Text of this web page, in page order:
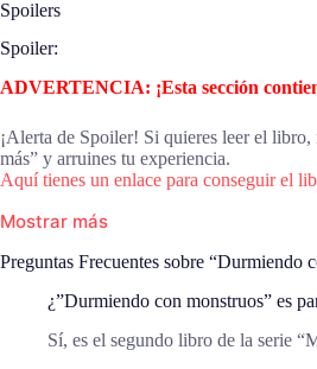
Spoilers
Spoiler:
ADVERTENCIA: ¡Esta sección
¡Alerta de Spoiler! Si quieres leer el
más” y arruines tu experiencia.
Aquí tienes un enlace para conseguir el
Mostrar más
Preguntas Frecuentes sobre “Durmiendo
¿”Durmiendo con monstruos” es
Sí, es el segundo libro de la serie